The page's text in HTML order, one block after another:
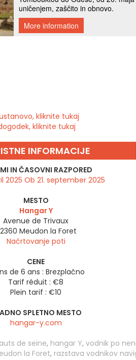
kliknite tukaj
kliknite tukaj
INFORMACIJE
IN ČASOVNI RAZPORED
2025 Ob 21. september 2025
MESTO
Hangar Y
Avenue de Trivaux
Meudon la Foret
Načrtovanje poti
CENE
de 6 ans : Brezplačno
Tarif réduit : €8
Plein tarif : €10
SPLETNO MESTO
hangar-y.com
de seine, hangar Y, vodnik po
la Foret, razstava vodnikov